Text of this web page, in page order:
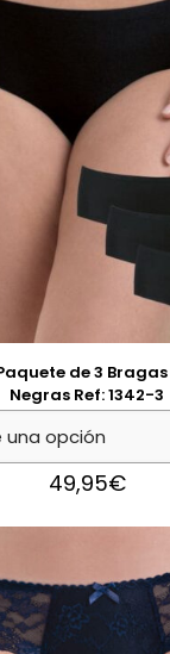
Paquete de 3
Negras Ref: 1342-3
49,95€